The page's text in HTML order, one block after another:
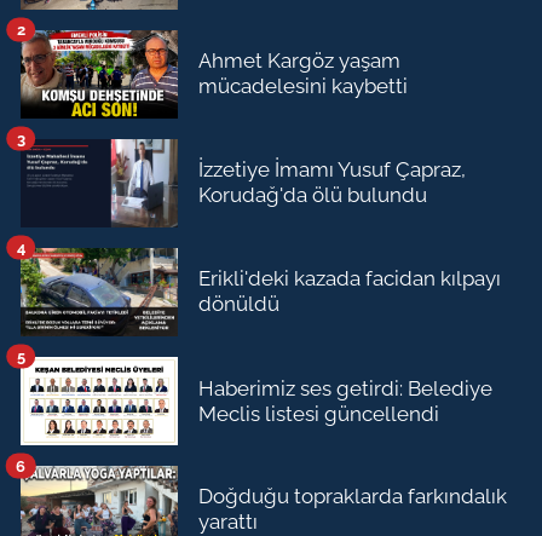
Ahmet Kargöz yaşam
mücadelesini kaybetti
2
İzzetiye İmamı Yusuf Çapraz,
Korudağ'da ölü bulundu
3
Erikli'deki kazada facidan kılpayı
dönüldü
4
Haberimiz ses getirdi: Belediye
Meclis listesi güncellendi
5
Doğduğu topraklarda farkındalık
yarattı
6